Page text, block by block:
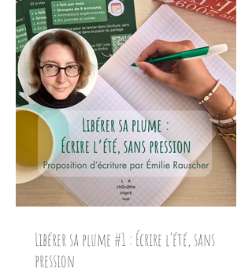
Libérer sa plume #1 : Écrire l’été, sans
pression